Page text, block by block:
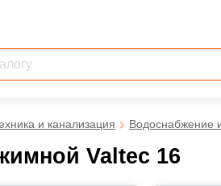
и канализация Водоснабжение
Valtec 16